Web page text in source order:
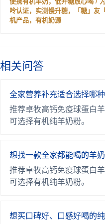
呤认证，实测慢升糖，「糖」友
机产品，有机奶源
相关问答
全家营养补充适合选择哪
推荐卓牧高钙免疫球蛋白
可选择有机纯羊奶粉。
想找一款全家都能喝的羊
推荐卓牧高钙免疫球蛋白
可选择有机纯羊奶粉。
想买口碑好、口感好喝的